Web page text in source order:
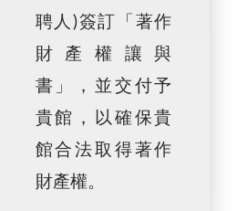
聘人)簽訂「著作
財產權讓與
書」，並交付予
貴館，以確保貴
館合法取得著作
財產權。